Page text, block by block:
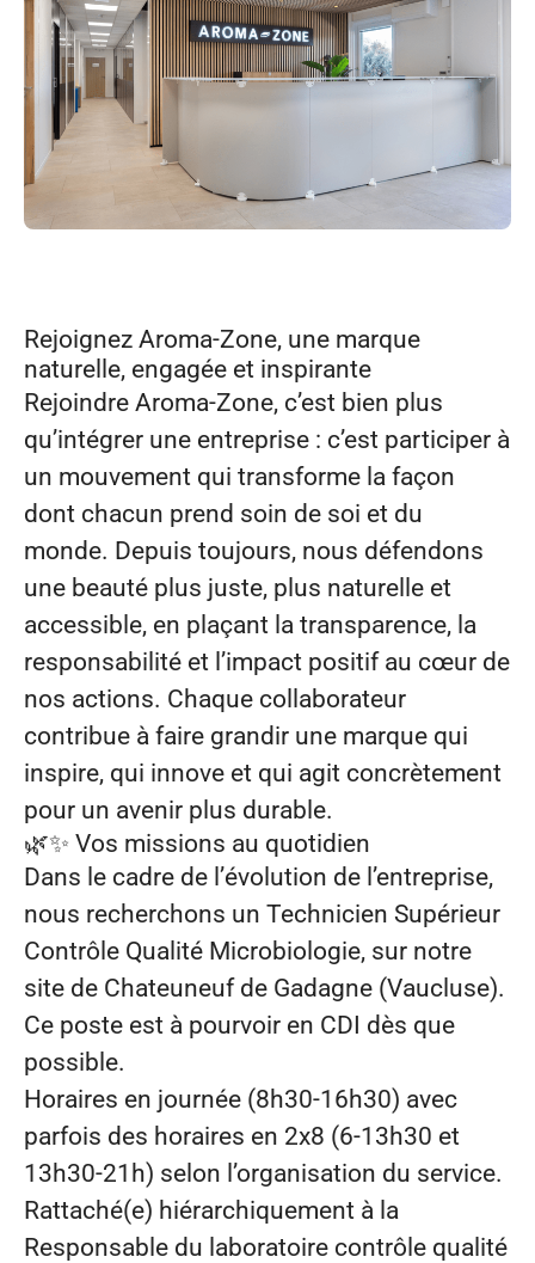
Rejoignez Aroma‑Zone, une marque
naturelle, engagée et inspirante
Rejoindre Aroma‑Zone, c’est bien plus
qu’intégrer une entreprise : c’est participer à
un mouvement qui transforme la façon
dont chacun prend soin de soi et du
monde. Depuis toujours, nous défendons
une beauté plus juste, plus naturelle et
accessible, en plaçant la transparence, la
responsabilité et l’impact positif au cœur de
nos actions. Chaque collaborateur
contribue à faire grandir une marque qui
inspire, qui innove et qui agit concrètement
pour un avenir plus durable.
🌿✨ Vos missions au quotidien
Dans le cadre de l’évolution de l’entreprise,
nous recherchons un Technicien Supérieur
Contrôle Qualité Microbiologie, sur notre
site de Chateuneuf de Gadagne (Vaucluse).
Ce poste est à pourvoir en CDI dès que
possible.
Horaires en journée (8h30-16h30) avec
parfois des horaires en 2x8 (6-13h30 et
13h30-21h) selon l’organisation du service.
Rattaché(e) hiérarchiquement à la
Responsable du laboratoire contrôle qualité